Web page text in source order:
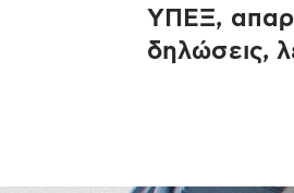
ΥΠΕΞ,
δηλώσεις,